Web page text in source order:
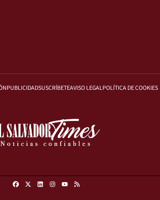
PUBLICIDADSUSCRÍBETEAVISO LEGALPOLÍTICA DE COOKIES
FacebookLinkedinInstagram